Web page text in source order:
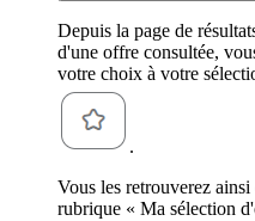
Depuis la page de
d'une offre consultée,
votre choix à votre
.
Vous les retrouverez
rubrique « Ma sélection